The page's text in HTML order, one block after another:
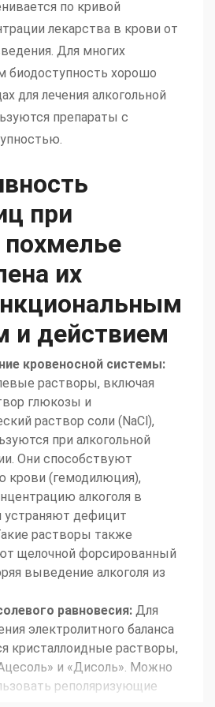
по кривой
лекарства в крови от
Для многих
биодоступность хорошо
для лечения алкогольной
препараты с
при
их
и действием
кровеносной системы:
растворы, включая
глюкозы и
раствор соли (NaCl),
при алкогольной
Они способствуют
крови (гемодилюция),
алкоголя в
устраняют дефицит
растворы также
щелочной форсированный
выведение алкоголя из
равновесия: Для
электролитного баланса
кристаллоидные растворы,
и «Дисоль». Можно
реполяризующие